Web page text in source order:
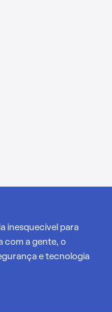
inesquecível para
com a gente, o
e tecnologia